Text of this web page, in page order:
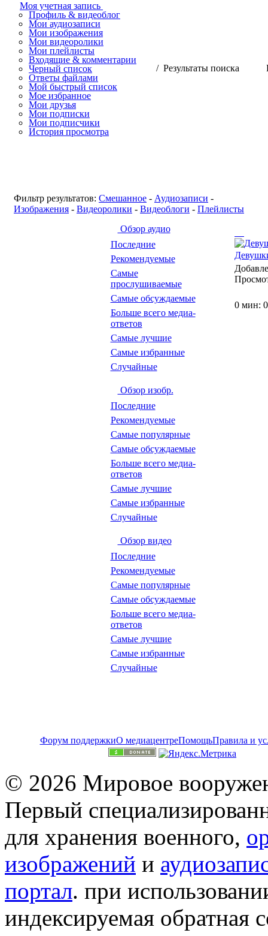
Моя учетная запись
Профиль & видеоблог
Мои аудиозаписи
Мои изображения
Мои видеоролики
Мои плейлисты
Входящие & комментарии
Черный список
Ответы файлами
Мой быстрый список
Мое избранное
Мои друзья
Мои подписки
Мои подписчики
История просмотра
/ Результаты поиска
Фильтр результатов: Смешанное - Аудиозаписи -
Изображения - Видеоролики - Видеоблоги - Плейлисты
Обзор аудио
Последние
Рекомендуемые
Самые
прослушиваемые
Самые обсуждаемые
Больше всего медиа-
ответов
Самые лучшие
Самые избранные
Случайные
Обзор изобр.
Последние
Рекомендуемые
Самые популярные
Самые обсуждаемые
Больше всего медиа-
ответов
Самые лучшие
Самые избранные
Случайные
Обзор видео
Последние
Рекомендуемые
Самые популярные
Самые обсуждаемые
Больше всего медиа-
ответов
Самые лучшие
Самые избранные
Случайные
0 мин:
Форум поддержкиО медиацентреПомощьПравила и
© 2026 Мировое
Первый
для хранения военного,
изображений и
портал. при
индексируемая обратная